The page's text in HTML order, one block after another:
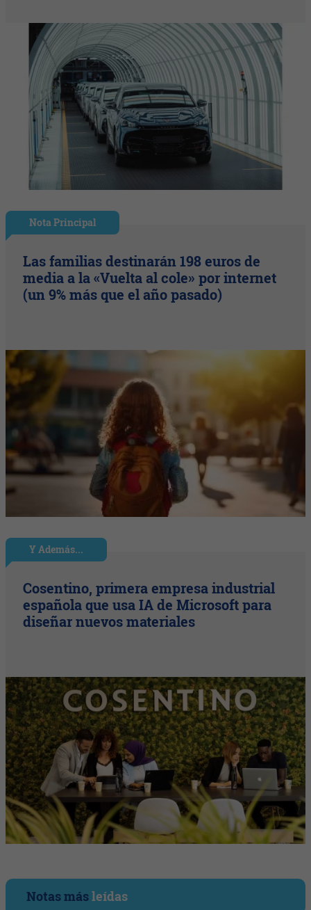
Nota Principal
Las familias destinarán 198 euros de
media a la «Vuelta al cole» por internet
(un 9% más que el año pasado)
Y Además...
Cosentino, primera empresa industrial
española que usa IA de Microsoft para
diseñar nuevos materiales
Notas másleídas